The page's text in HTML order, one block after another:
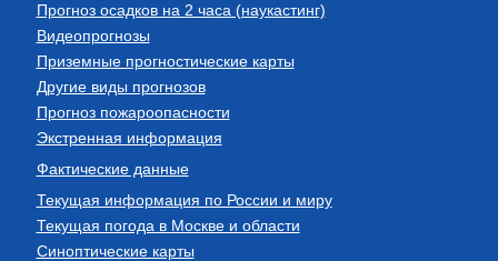
Прогноз осадков на 2 часа (наукастинг)
Видеопрогнозы
Приземные прогностические карты
Другие виды прогнозов
Прогноз пожароопасности
Экстренная информация
Фактические данные
Текущая информация по России и миру
Текущая погода в Москве и области
Синоптические карты